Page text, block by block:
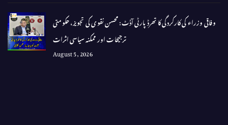
وفاقی وزراء کی کارکردگی کا تھرڈ پارٹی آڈٹ: محسن نقوی کی تجویز، حکومتی
ترجیحات اور ممکنہ سیاسی اثرات
August 5, 2026